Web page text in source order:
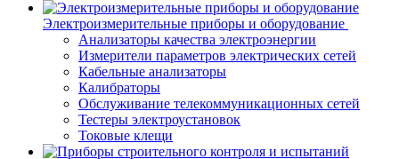
Электроизмерительные приборы и оборудование
Анализаторы качества электроэнергии
Измерители параметров электрических сетей
Кабельные анализаторы
Калибраторы
Обслуживание телекоммуникационных сетей
Тестеры электроустановок
Токовые клещи